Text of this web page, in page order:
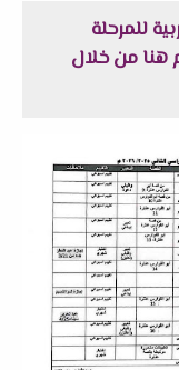
للمرحلة
الفصل الدراسي الثاني ٢٠٢٦م هنا من خلال